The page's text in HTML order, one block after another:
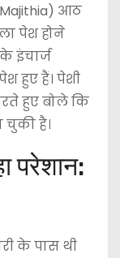
Majithia) आठ
पेश होने
इंचार्ज
हुए हैं। पेशी
हुए बोले कि
चुकी है।
परेशान:
के पास थी